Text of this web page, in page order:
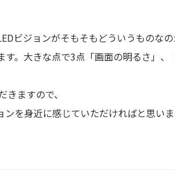
ビジョンがそもそもどういうものな
す。大きな点で3点「画面の明るさ」
ますので、
を身近に感じていただければと思いま